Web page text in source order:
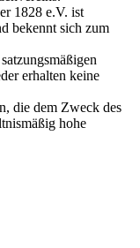
1828 e.V. ist
bekennt sich zum
erhalten keine
die dem Zweck des
hohe